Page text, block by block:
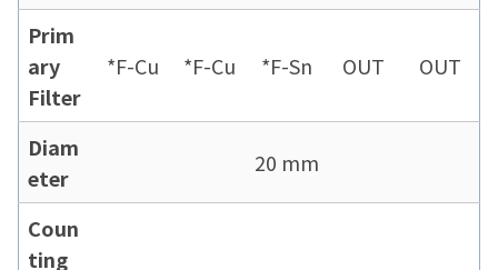
Prim
ary
Filter
*F-Cu *F-Cu *F-Sn OUT OUT
Diam
eter
20 mm
Coun
ting